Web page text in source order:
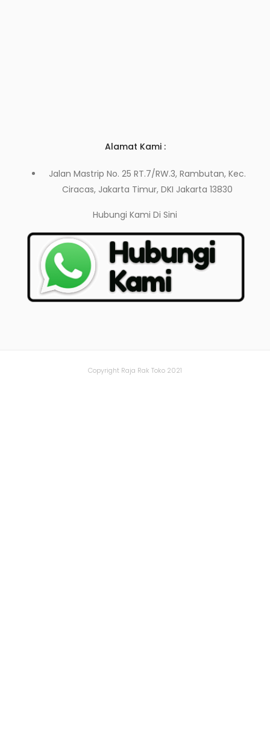
Alamat Kami :
Jalan Mastrip No. 25 RT.7/RW.3, Rambutan, Kec.
Ciracas, Jakarta Timur, DKI Jakarta 13830
Hubungi Kami Di Sini
Copyright Raja Rak Toko 2021